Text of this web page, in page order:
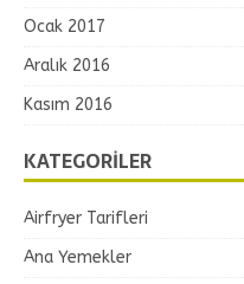
Ocak 2017
Aralık 2016
Kasım 2016
KATEGORILER
Airfryer Tarifleri
Ana Yemekler